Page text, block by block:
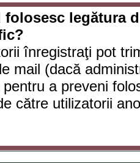
folosesc legătura
înregistraţi pot
mail (dacă
a preveni
către utilizatorii